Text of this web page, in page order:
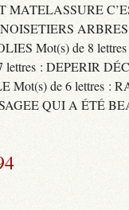
MATELASSURE
Mot(s) de 8
: DEPERIR
Mot(s) de 6 lettres :
QUI A ÉTÉ